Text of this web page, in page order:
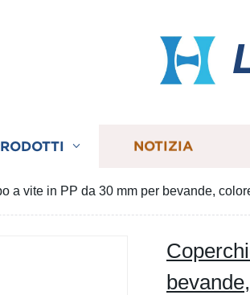
NOTIZIA
a vite in PP da 30 mm per bevande,